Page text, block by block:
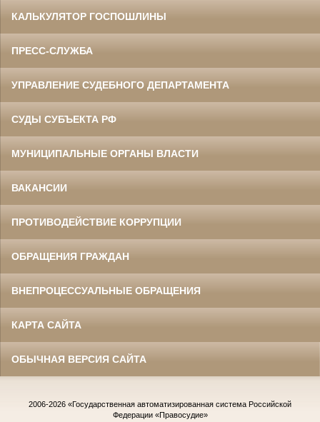
КАЛЬКУЛЯТОР ГОСПОШЛИНЫ
ПРЕСС-СЛУЖБА
УПРАВЛЕНИЕ СУДЕБНОГО ДЕПАРТАМЕНТА
СУДЫ СУБЪЕКТА РФ
МУНИЦИПАЛЬНЫЕ ОРГАНЫ ВЛАСТИ
ВАКАНСИИ
ПРОТИВОДЕЙСТВИЕ КОРРУПЦИИ
ОБРАЩЕНИЯ ГРАЖДАН
ВНЕПРОЦЕССУАЛЬНЫЕ ОБРАЩЕНИЯ
КАРТА САЙТА
ОБЫЧНАЯ ВЕРСИЯ САЙТА
2006-2026 «Государственная автоматизированная система Российской
Федерации «Правосудие»